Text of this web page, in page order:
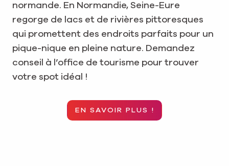
normande. En Normandie, Seine-Eure
regorge de lacs et de rivières pittoresques
qui promettent des endroits parfaits pour un
pique-nique en pleine nature. Demandez
conseil à l’office de tourisme pour trouver
votre spot idéal !
EN SAVOIR PLUS !